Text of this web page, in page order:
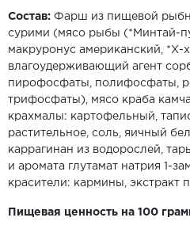
Состав: Фарш из пищевой
сурими (мясо рыбы (*Минтай-
макруронус американский, *Х-
влагоудерживающий агент
пирофосфаты, полифосфаты,
трифосфаты), мясо краба
крахмалы: картофельный,
растительное, соль, яичный
каррагинан из водорослей,
и аромата глутамат натрия 1-
красители: кармины, экстракт
Пищевая ценность на 100